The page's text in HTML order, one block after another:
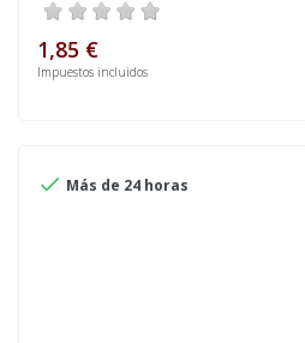
1,85 €
Impuestos incluidos
 Más de 24 horas